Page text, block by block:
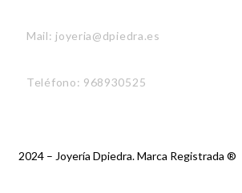
Mail: joyeria@dpiedra.es
Teléfono: 968930525
2024 – Joyería Dpiedra. Marca Registrada ®